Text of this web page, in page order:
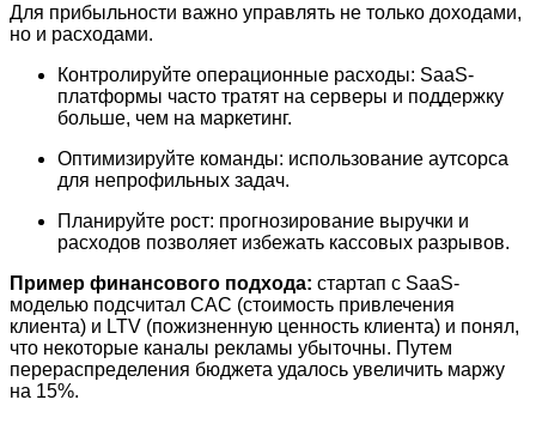
Для прибыльности важно управлять не только доходами,
но и расходами.
Контролируйте операционные расходы: SaaS-
платформы часто тратят на серверы и поддержку
больше, чем на маркетинг.
Оптимизируйте команды: использование аутсорса
для непрофильных задач.
Планируйте рост: прогнозирование выручки и
расходов позволяет избежать кассовых разрывов.
Пример финансового подхода: стартап с SaaS-
моделью подсчитал CAC (стоимость привлечения
клиента) и LTV (пожизненную ценность клиента) и понял,
что некоторые каналы рекламы убыточны. Путем
перераспределения бюджета удалось увеличить маржу
на 15%.